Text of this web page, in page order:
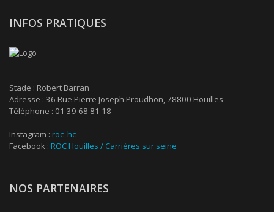
INFOS PRATIQUES
Stade : Robert Barran
Adresse : 36 Rue Pierre Joseph Proudhon, 78800 Houilles
Téléphone : 01 39 68 81 18
Instagram : roc_hc
Facebook : ROC Houilles / Carrières sur seine
NOS PARTENAIRES